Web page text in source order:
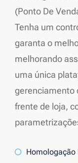
(Ponto De
Tenha um
garanta o
melhorando
uma única
gerenciamento
frente de loja,
Homologação